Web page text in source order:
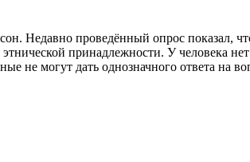
Недавно проведённый опрос показал,
принадлежности. У человека
не могут дать однозначного ответа на